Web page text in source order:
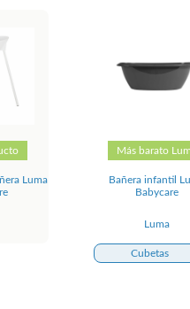
Luma
Más barato
Bañera infantil
Babycare
Luma
Cubetas